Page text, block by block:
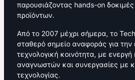
παρουσιάζοντας hands-on
προϊόντων.
Από το 2007 μέχρι σήμερα, το
σταθερό σημείο αναφοράς για την
τεχνολογική κοινότητα, με ενεργή
αναγνωστών και συνεργασίες με
τεχνολογίας.